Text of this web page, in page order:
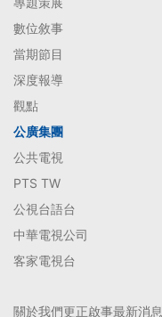
數位敘事
當期節目
深度報導
觀點
公廣集團
公共電視
PTS TW
公視台語台
中華電視公司
客家電視台
關於我們更正啟事最新消息